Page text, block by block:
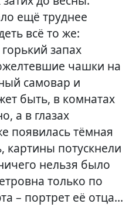
ещё труднее
всё то же:
запах
чашки на
самовар и
быть, в комнатах
а в глазах
появилась тёмная
картины потускнели
нельзя было
только по
– портрет её отца…